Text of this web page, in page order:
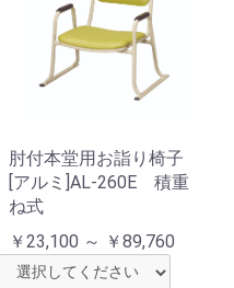
肘付本堂用お詣り椅子
[アルミ]AL-260E 積重
ね式
￥23,100 ～ ￥89,760